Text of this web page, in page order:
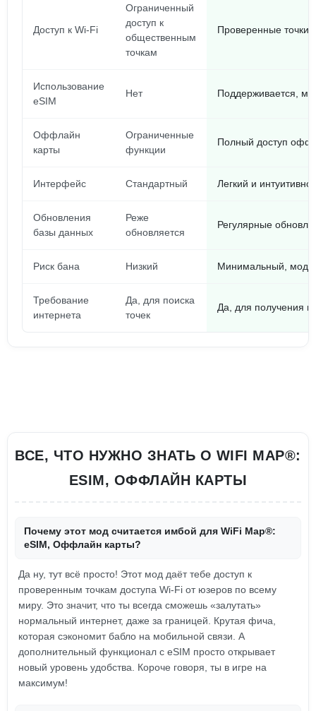
Доступ к Wi-Fi
Ограниченный
доступ к
общественным
точкам
Проверенные точки
Использование
eSIM
Нет Поддерживается,
Оффлайн
карты
Ограниченные
функции
Полный доступ
Интерфейс Стандартный Легкий и
Обновления
базы данных
Реже
обновляется
Регулярные
Риск бана Низкий Минимальный, мод
Требование
интернета
Да, для поиска
точек
Да, для получения
ВСЕ, ЧТО НУЖНО ЗНАТЬ О WIFI MAP®:
ESIM, ОФФЛАЙН КАРТЫ
Почему этот мод считается имбой для WiFi Map®:
eSIM, Оффлайн карты?
Да ну, тут всё просто! Этот мод даёт тебе доступ к
проверенным точкам доступа Wi-Fi от юзеров по всему
миру. Это значит, что ты всегда сможешь «залутать»
нормальный интернет, даже за границей. Крутая фича,
которая сэкономит бабло на мобильной связи. А
дополнительный функционал с eSIM просто открывает
новый уровень удобства. Короче говоря, ты в игре на
максимум!